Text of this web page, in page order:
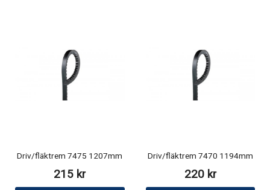
Driv/fläktrem 7475 1207mm
215 kr
Driv/fläktrem 7470 1194mm
220 kr